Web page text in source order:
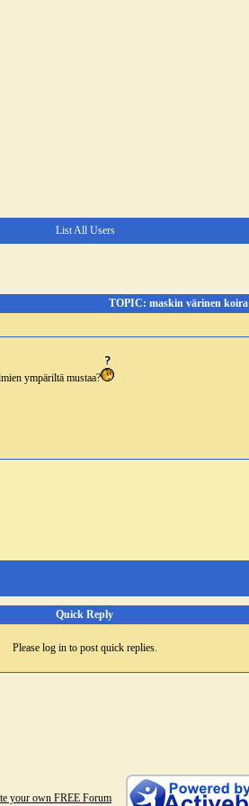
List All Users
TOPIC: maskin värinen koira
ympäriltä mustaa?
Quick Reply
Please log in to post quick replies.
your own FREE Forum